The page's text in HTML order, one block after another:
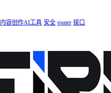
内容创作AI工具 安全 router 接口